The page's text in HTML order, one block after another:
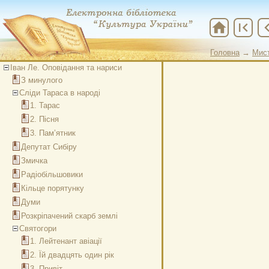
Головна →
home first_page chevron_left
Іван Ле. Оповідання та нариси
З минулого
Сліди Тараса в народі
1. Тарас
2. Пісня
3. Пам’ятник
Депутат Сибіру
Змичка
Радіобільшовики
Кільце порятунку
Думи
Розкріпачений скарб землі
Святогори
1. Лейтенант авіації
2. Їй двадцять один рік